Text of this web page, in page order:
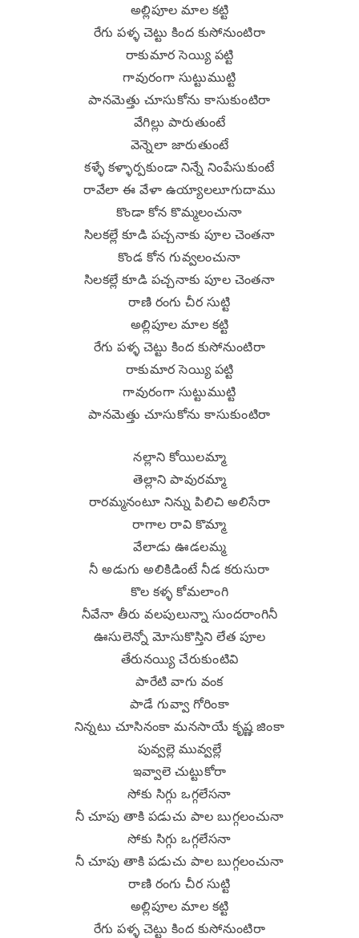
అల్లిపూల మాల కట్టి
రేగు పళ్ళ చెట్టు కింద కుసోనుంటిరా
రాకుమార సెయ్యి పట్టి
గావురంగా సుట్టుముట్టి
పానమెత్తు చూసుకోను కాసుకుంటిరా
వేగిల్లు పారుతుంటే
వెన్నెలా జారుతుంటే
కళ్ళే కళ్ళార్పకుండా నిన్నే నింపేసుకుంటే
రావేలా ఈ వేళా ఉయ్యాలలూగుదాము
కొండా కోన కొమ్మలంచునా
సిలకల్లే కూడి పచ్చనాకు పూల చెంతనా
కొండ కోన గువ్వలంచునా
సిలకల్లే కూడి పచ్చనాకు పూల చెంతనా
రాణి రంగు చీర సుట్టి
అల్లిపూల మాల కట్టి
రేగు పళ్ళ చెట్టు కింద కుసోనుంటిరా
రాకుమార సెయ్యి పట్టి
గావురంగా సుట్టుముట్టి
పానమెత్తు చూసుకోను కాసుకుంటిరా
నల్లాని కోయిలమ్మా
తెల్లాని పావురమ్మా
రారమ్మనంటూ నిన్ను పిలిచి అలిసేరా
రాగాల రావి కొమ్మా
వేలాడు ఊడలమ్మ
నీ అడుగు అలికిడింటే నీడ కరుసురా
కొల కళ్ళ కోమలాంగి
నీవేనా తీరు వలపులున్నా సుందరాంగినీ
ఊసులెన్నో మోసుకొస్తిని లేత పూల
తేరునయ్యి చేరుకుంటివి
పారేటి వాగు వంక
పాడే గువ్వా గోరింకా
నిన్నటు చూసినంకా మనసాయే కృష్ణ జింకా
పువ్వల్లె మువ్వల్లే
ఇవ్వాలె చుట్టుకోరా
సోకు సిగ్గు ఒగ్గలేసనా
నీ చూపు తాకి పడుచు పాల బుగ్గలంచునా
సోకు సిగ్గు ఒగ్గలేసనా
నీ చూపు తాకి పడుచు పాల బుగ్గలంచునా
రాణి రంగు చీర సుట్టి
అల్లిపూల మాల కట్టి
రేగు పళ్ళ చెట్టు కింద కుసోనుంటిరా